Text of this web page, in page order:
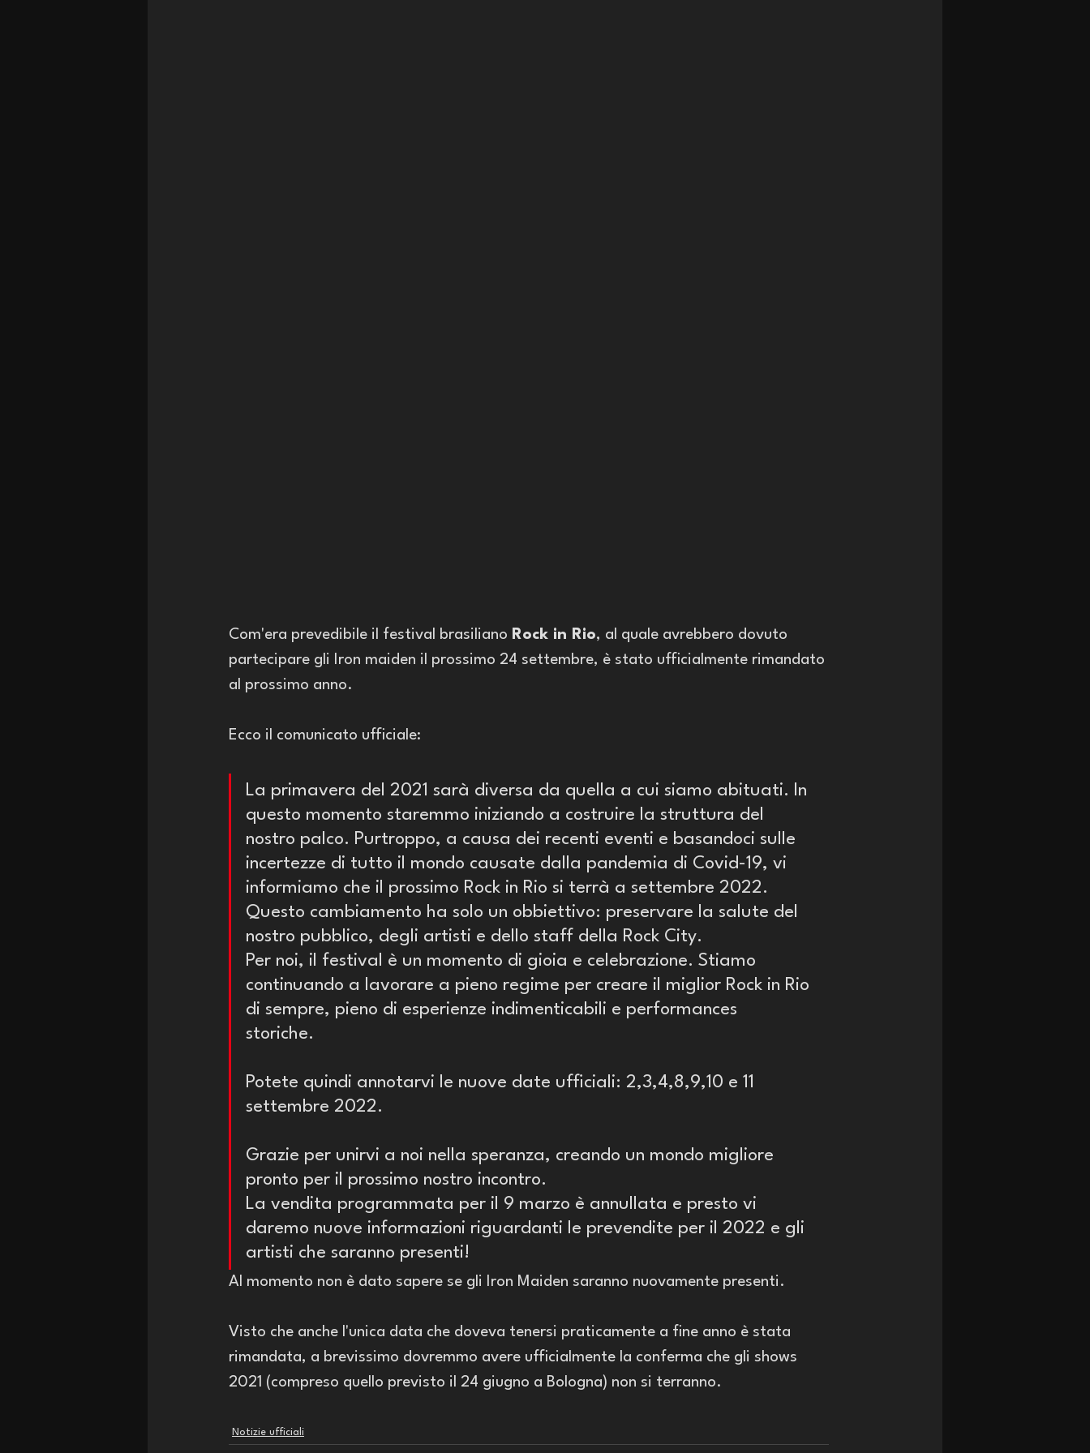
Com'era prevedibile il festival brasiliano Rock in Rio, al quale avrebbero dovuto
partecipare gli Iron maiden il prossimo 24 settembre, è stato ufficialmente rimandato
al prossimo anno.
Ecco il comunicato ufficiale:
La primavera del 2021 sarà diversa da quella a cui siamo abituati. In
questo momento staremmo iniziando a costruire la struttura del
nostro palco. Purtroppo, a causa dei recenti eventi e basandoci sulle
incertezze di tutto il mondo causate dalla pandemia di Covid-19, vi
informiamo che il prossimo Rock in Rio si terrà a settembre 2022.
Questo cambiamento ha solo un obbiettivo: preservare la salute del
nostro pubblico, degli artisti e dello staff della Rock City.
Per noi, il festival è un momento di gioia e celebrazione. Stiamo
continuando a lavorare a pieno regime per creare il miglior Rock in Rio
di sempre, pieno di esperienze indimenticabili e performances
storiche.
Potete quindi annotarvi le nuove date ufficiali: 2,3,4,8,9,10 e 11
settembre 2022.
Grazie per unirvi a noi nella speranza, creando un mondo migliore
pronto per il prossimo nostro incontro.
La vendita programmata per il 9 marzo è annullata e presto vi
daremo nuove informazioni riguardanti le prevendite per il 2022 e gli
artisti che saranno presenti!
Al momento non è dato sapere se gli Iron Maiden saranno nuovamente presenti.
Visto che anche l'unica data che doveva tenersi praticamente a fine anno è stata
rimandata, a brevissimo dovremmo avere ufficialmente la conferma che gli shows
2021 (compreso quello previsto il 24 giugno a Bologna) non si terranno.
Notizie ufficiali